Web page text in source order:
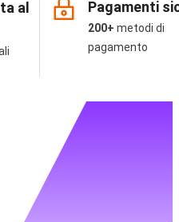
al
Pagamenti
200+ metodi di
pagamento